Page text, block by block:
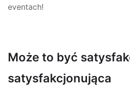
eventach!
Może to być
satysfakcjonująca